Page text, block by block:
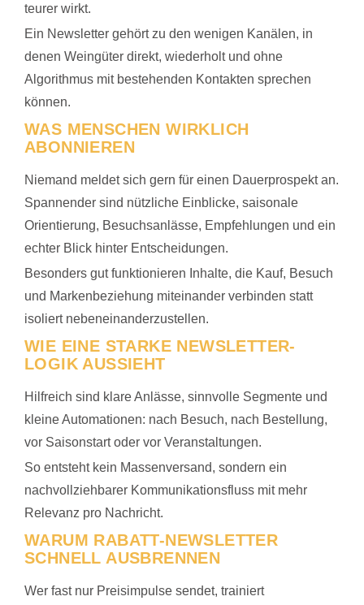
teurer wirkt.
Ein Newsletter gehört zu den wenigen Kanälen, in
denen Weingüter direkt, wiederholt und ohne
Algorithmus mit bestehenden Kontakten sprechen
können.
WAS MENSCHEN WIRKLICH
ABONNIEREN
Niemand meldet sich gern für einen Dauerprospekt an.
Spannender sind nützliche Einblicke, saisonale
Orientierung, Besuchsanlässe, Empfehlungen und ein
echter Blick hinter Entscheidungen.
Besonders gut funktionieren Inhalte, die Kauf, Besuch
und Markenbeziehung miteinander verbinden statt
isoliert nebeneinanderzustellen.
WIE EINE STARKE NEWSLETTER-
LOGIK AUSSIEHT
Hilfreich sind klare Anlässe, sinnvolle Segmente und
kleine Automationen: nach Besuch, nach Bestellung,
vor Saisonstart oder vor Veranstaltungen.
So entsteht kein Massenversand, sondern ein
nachvollziehbarer Kommunikationsfluss mit mehr
Relevanz pro Nachricht.
WARUM RABATT-NEWSLETTER
SCHNELL AUSBRENNEN
Wer fast nur Preisimpulse sendet, trainiert